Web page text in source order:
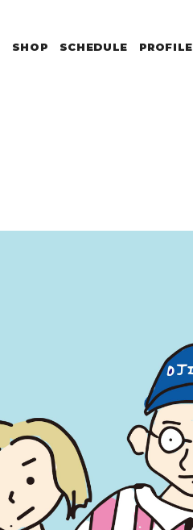
SHOP SCHEDULE PROFILE